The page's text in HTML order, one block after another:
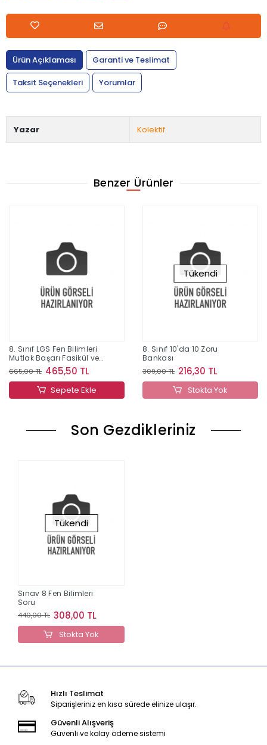
Ürün Açıklaması
Garanti ve Teslimat
Taksit Seçenekleri
Yorumlar
Yazar Kolektif
Benzer Ürünler
8. Sınıf LGS Fen Bilimleri
Mutlak Başarı Fasikül ve
Soru Bankası
665,00 TL 465,50 TL
Sepete Ekle
Tükendi
8. Sınıf 10'da 10 Zoru
Bankası
309,00 TL 216,30 TL
Stokta Yok
Son Gezdikleriniz
Tükendi
Sınav 8 Fen Bilimleri
Soru
440,00 TL 308,00 TL
Stokta Yok
Hızlı Teslimat
Siparişleriniz en kısa sürede elinize ulaşır.
Güvenli Alışveriş
Güvenli ve kolay ödeme sistemi